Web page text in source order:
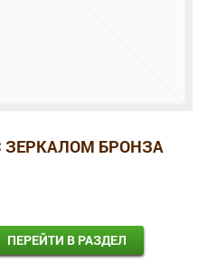
БРОНЗА
ПЕРЕЙТИ В РАЗДЕЛ